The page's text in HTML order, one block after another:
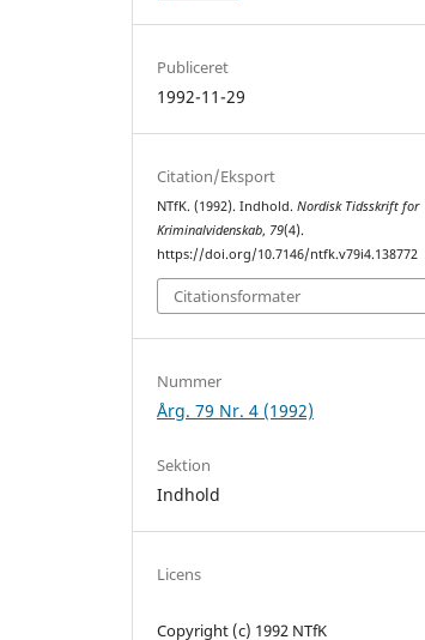
Publiceret
1992-11-29
Citation/Eksport
NTfK. (1992). Indhold.Nordisk Tidsskrift for
Kriminalvidenskab, 79(4).
https://doi.org/10.7146/ntfk.v79i4.138772
Citationsformater
Nummer
Årg. 79 Nr. 4 (1992)
Sektion
Indhold
Licens
Copyright (c) 1992 NTfK